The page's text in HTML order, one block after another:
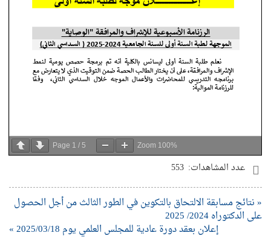
Page 1 / 5 Zoom 100%
عدد المشاهدات: 553
« نتائج مسابقة الالتحاق بالتكوين في الطور الثالث من أجل الحصول
على الدكتوراه 2024/ 2025
إعلان بعقد دورة عادية للمجلس العلمي يوم 2025/03/18 »